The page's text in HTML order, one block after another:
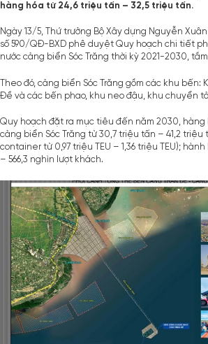
hàng hóa từ 24,6 triệu tấn – 32,5 triệu tấn.
Ngày 13/5, Thứ trưởng Bộ Xây dựng Nguyễn
số 590/QĐ-BXD phê duyệt Quy hoạch chi tiết
nước cảng biển Sóc Trăng thời kỳ 2021-2030,
Theo đó, cảng biển Sóc Trăng gồm các khu bến:
Đề và các bến phao, khu neo đậu, khu chuyển
Quy hoạch đặt ra mục tiêu đến năm 2030,
cảng biển Sóc Trăng từ 30,7 triệu tấn – 41,2 triệu
container từ 0,97 triệu TEU – 1,36 triệu TEU);
– 566,3 nghìn lượt khách.